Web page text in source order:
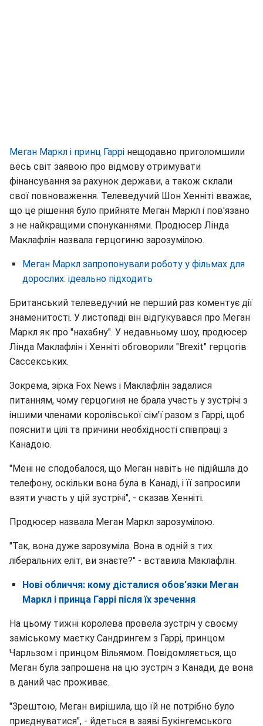
Меган Маркл і принц Гаррі нещодавно приголомшили
весь світ заявою про відмову отримувати
фінансування за рахунок держави, а також склали
свої повноваження. Телеведучий Шон Хенніті вважає,
що це рішення було прийняте Меган Маркл і пов'язано
з не найкращими спонуканнями. Продюсер Лінда
Маклафлін назвала герцогиню зарозумілою.
Меган Маркл запропонували роботу у фільмах для
дорослих: ідеально підходить
Британський телеведучий не перший раз коментує дії
знаменитості. У листопаді він відгукувався про Меган
Маркл як про "нахабну". У недавньому шоу, продюсер
Лінда Маклафлін і Хенніті обговорили "Brexit" герцогів
Сассекських.
Зокрема, зірка Fox News і Маклафлін задалися
питанням, чому герцогиня не брала участь у зустрічі з
іншими членами королівської сім'ї разом з Гаррі, щоб
пояснити цілі та причини необхідності співпраці з
Канадою.
"Мені не сподобалося, що Меган навіть не підійшла до
телефону, оскільки вона була в Канаді, і її запросили
взяти участь у цій зустрічі", - сказав Хенніті.
Продюсер назвала Меган Маркл зарозумілою.
"Так, вона дуже зарозуміла. Вона в одній з тих
ліберальних еліт, ви знаєте?" - вставила Маклафлін.
Нові обличчя: кому дісталися обов'язки Меган
Маркл і принца Гаррі після їх зречення
На цьому тижні королева провела зустріч у своєму
заміському маєтку Сандрингем з Гаррі, принцом
Чарльзом і принцом Вільямом. Повідомляється, що
Меган була запрошена на цю зустріч з Канади, де вона
в даний час проживає.
"Зрештою, Меган вирішила, що їй не потрібно було
приєднуватися", - йдеться в заяві Букінгемського